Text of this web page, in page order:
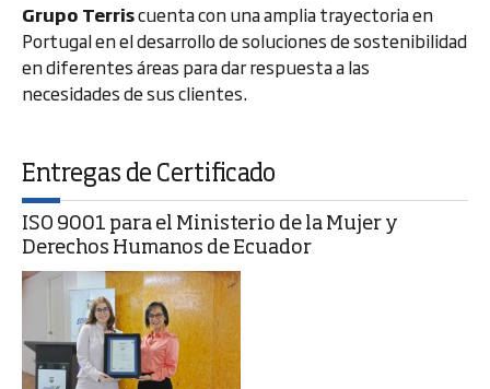
Grupo Terriscuenta con una amplia trayectoria en
Portugal en el desarrollo de soluciones de sostenibilidad
en diferentes áreas para dar respuesta a las
necesidades de sus clientes.
Entregas de Certificado
ISO 9001 para el Ministerio de la Mujer y
Derechos Humanos de Ecuador